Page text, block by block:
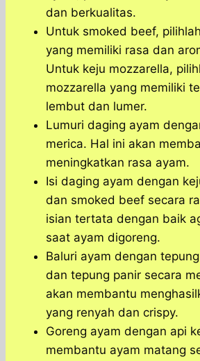
dan berkualitas.
Untuk smoked beef,
yang memiliki rasa dan
Untuk keju mozzarella,
mozzarella yang memiliki
lembut dan lumer.
Lumuri daging ayam
merica. Hal ini akan
meningkatkan rasa ayam.
Isi daging ayam dengan
dan smoked beef secara
isian tertata dengan baik
saat ayam digoreng.
Baluri ayam dengan
dan tepung panir secara
akan membantu
yang renyah dan crispy.
Goreng ayam dengan api
membantu ayam matang